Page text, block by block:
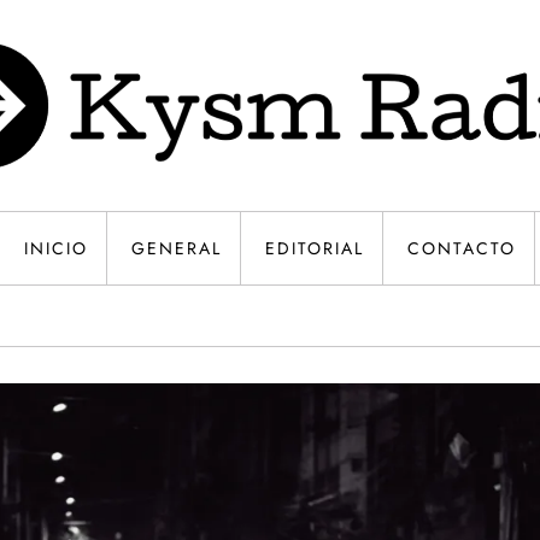
INICIO GENERAL EDITORIAL CONTACTO